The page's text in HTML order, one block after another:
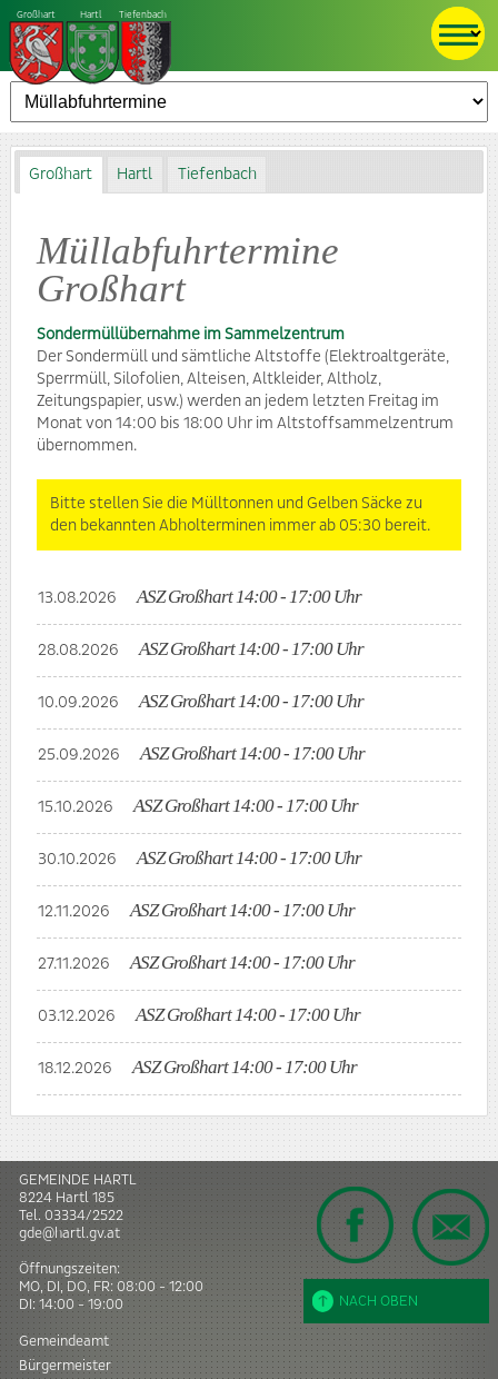
Großhart Hartl Tiefenbach
Großhart Hartl Tiefenbach
Müllabfuhrtermine
Großhart
Sondermüllübernahme im Sammelzentrum
Der Sondermüll und sämtliche Altstoffe (Elektroaltgeräte,
Sperrmüll, Silofolien, Alteisen, Altkleider, Altholz,
Zeitungspapier, usw.) werden an jedem letzten Freitag im
Monat von 14:00 bis 18:00 Uhr im Altstoffsammelzentrum
übernommen.
Bitte stellen Sie die Mülltonnen und Gelben Säcke zu
den bekannten Abholterminen immer ab 05:30 bereit.
13.08.2026 ASZ Großhart 14:00 - 17:00 Uhr
28.08.2026 ASZ Großhart 14:00 - 17:00 Uhr
10.09.2026 ASZ Großhart 14:00 - 17:00 Uhr
25.09.2026 ASZ Großhart 14:00 - 17:00 Uhr
15.10.2026 ASZ Großhart 14:00 - 17:00 Uhr
30.10.2026 ASZ Großhart 14:00 - 17:00 Uhr
12.11.2026 ASZ Großhart 14:00 - 17:00 Uhr
27.11.2026 ASZ Großhart 14:00 - 17:00 Uhr
03.12.2026 ASZ Großhart 14:00 - 17:00 Uhr
18.12.2026 ASZ Großhart 14:00 - 17:00 Uhr
NACH OBEN
GEMEINDE HARTL
8224 Hartl185
Tel. 03334/2522
gde@hartl.gv.at
Öffnungszeiten:
MO, DI, DO, FR: 08:00 - 12:00
DI: 14:00 - 19:00
Gemeindeamt
Bürgermeister